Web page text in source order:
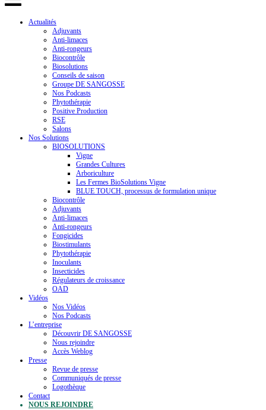
Actualités
Adjuvants
Anti-limaces
Anti-rongeurs
Biocontrôle
Biosolutions
Conseils de saison
Groupe DE SANGOSSE
Nos Podcasts
Phytothérapie
Positive Production
RSE
Salons
Nos Solutions
BIOSOLUTIONS
Vigne
Grandes Cultures
Arboriculture
Les Fermes BioSolutions Vigne
BLUE TOUCH, processus de formulation unique
Biocontrôle
Adjuvants
Anti-limaces
Anti-rongeurs
Fongicides
Biostimulants
Phytothérapie
Inoculants
Insecticides
Régulateurs de croissance
OAD
Vidéos
Nos Vidéos
Nos Podcasts
L’entreprise
Découvrir DE SANGOSSE
Nous rejoindre
Accès Weblog
Presse
Revue de presse
Communiqués de presse
Logothèque
Contact
NOUS REJOINDRE